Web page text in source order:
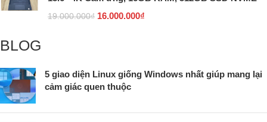
19.000.000₫ 16.000.000₫
BLOG
5 giao diện Linux giống Windows nhất giúp mang lại
cảm giác quen thuộc